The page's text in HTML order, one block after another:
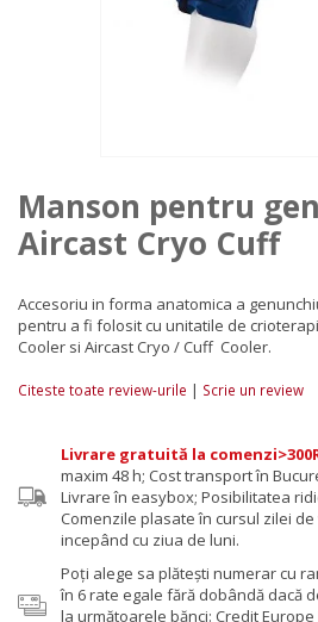
Manson pentru
Aircast Cryo Cuff
Accesoriu in forma anatomica a
pentru a fi folosit cu unitatile de
Cooler si Aircast Cryo / Cuff Cooler.
Citeste toate review-urile | Scrie un review
Livrare gratuită la
maxim 48 h; Cost transport în
Livrare în easybox; Posibilitatea
Comenzile plasate în cursul zilei
incepând cu ziua de luni.
Poţi alege sa plăteşti numerar cu
în 6 rate egale fără dobândă dacă
la următoarele bănci: Credit